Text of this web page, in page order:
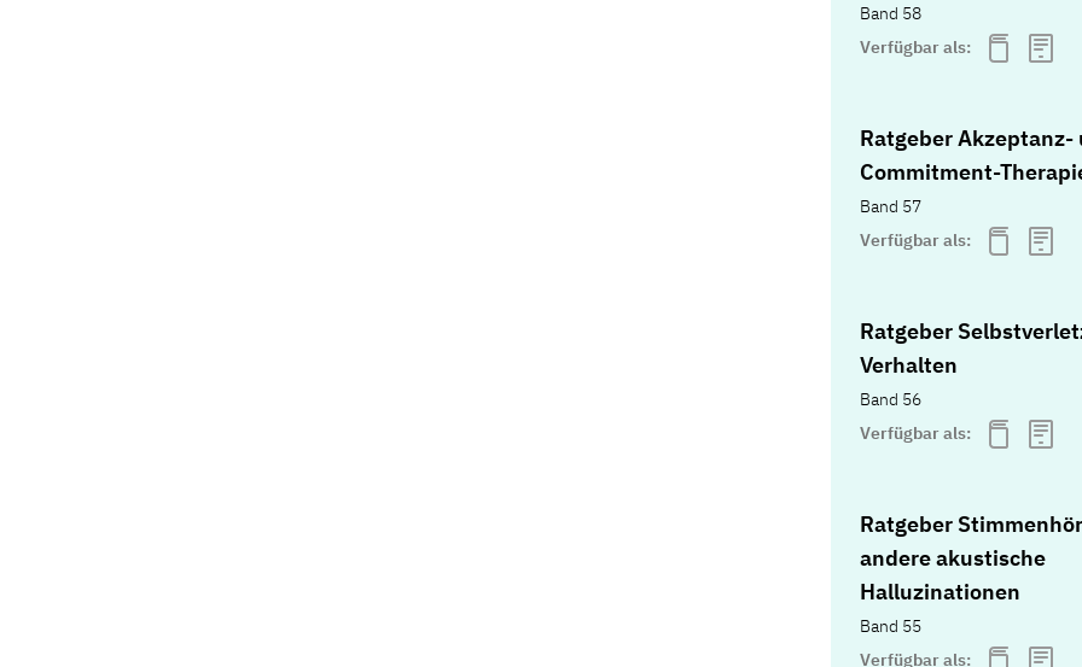
Band 58
Verfügbar als:
Ratgeber Akzeptanz-
Commitment-
Band 57
Verfügbar als:
Ratgeber
Verhalten
Band 56
Verfügbar als:
Ratgeber
andere akustische
Halluzinationen
Band 55
Verfügbar als: